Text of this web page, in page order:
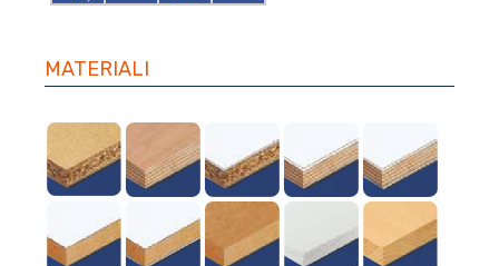
MATERIALI